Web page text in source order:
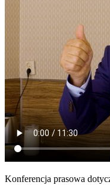
Konferencja prasowa